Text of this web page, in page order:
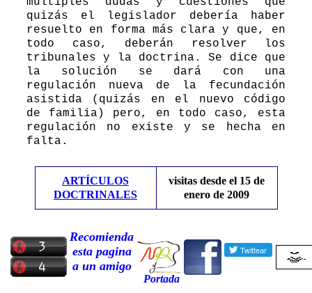
quizás el legislador debería haber
resuelto en forma más clara y que, en
todo caso, deberán resolver los
tribunales y la doctrina. Se dice que
la solución se dará con una
regulación nueva de la fecundación
asistida (quizás en el nuevo código
de familia) pero, en todo caso, esta
regulación no existe y se hecha en
falta.
ARTÍCULOS
DOCTRINALES
visitas desde el 15 de
enero de 2009
Recomienda
esta pagina
a un amigo
Portada